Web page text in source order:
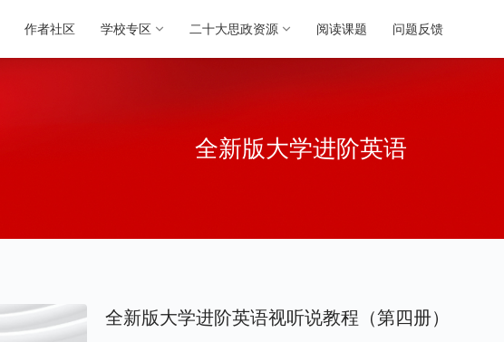
作者社区 学校专区 二十大思政资源 阅读课题 问题反馈
全新版大学进阶英语
全新版大学进阶英语视听说教程（第四册）